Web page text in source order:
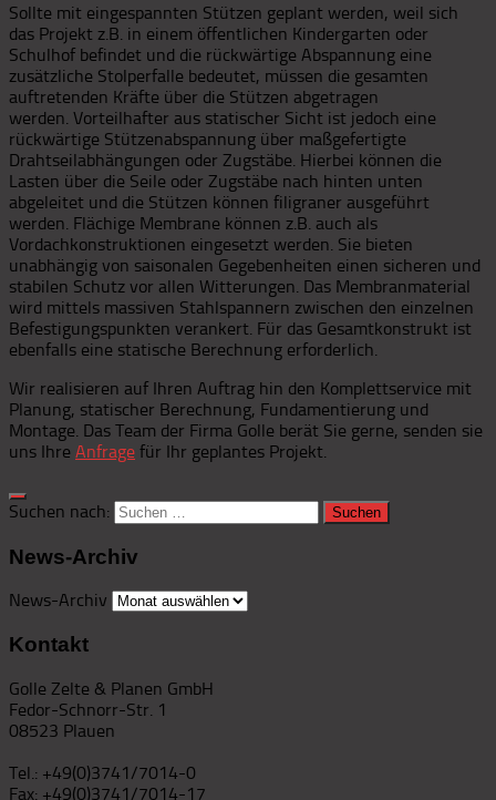
Sollte mit eingespannten Stützen geplant werden, weil sich
das Projekt z.B. in einem öffentlichen Kindergarten oder
Schulhof befindet und die rückwärtige Abspannung eine
zusätzliche Stolperfalle bedeutet, müssen die gesamten
auftretenden Kräfte über die Stützen abgetragen
werden. Vorteilhafter aus statischer Sicht ist jedoch eine
rückwärtige Stützenabspannung über maßgefertigte
Drahtseilabhängungen oder Zugstäbe. Hierbei können die
Lasten über die Seile oder Zugstäbe nach hinten unten
abgeleitet und die Stützen können filigraner ausgeführt
werden. Flächige Membrane können z.B. auch als
Vordachkonstruktionen eingesetzt werden. Sie bieten
unabhängig von saisonalen Gegebenheiten einen sicheren und
stabilen Schutz vor allen Witterungen. Das Membranmaterial
wird mittels massiven Stahlspannern zwischen den einzelnen
Befestigungspunkten verankert. Für das Gesamtkonstrukt ist
ebenfalls eine statische Berechnung erforderlich.
Wir realisieren auf Ihren Auftrag hin den Komplettservice mit
Planung, statischer Berechnung, Fundamentierung und
Montage. Das Team der Firma Golle berät Sie gerne, senden sie
uns Ihre Anfrage für Ihr geplantes Projekt.
Suchen nach:
News-Archiv
News-Archiv
Kontakt
Golle Zelte & Planen GmbH
Fedor-Schnorr-Str. 1
08523 Plauen
Tel.: +49(0)3741/7014-0
Fax: +49(0)3741/7014-17